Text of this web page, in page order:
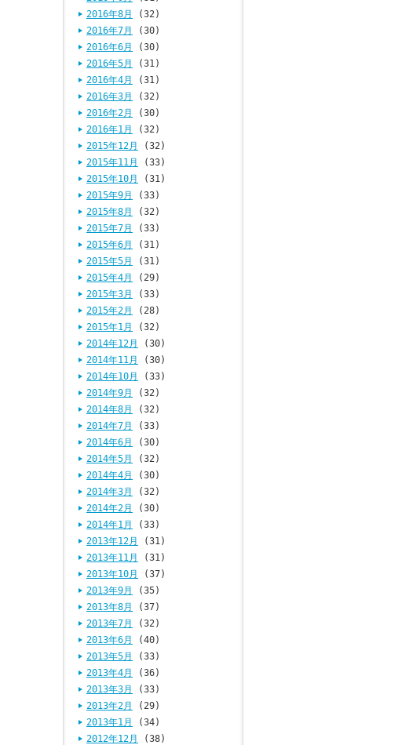
2016年8月
(32)
2016年7月
(30)
2016年6月
(30)
2016年5月
(31)
2016年4月
(31)
2016年3月
(32)
2016年2月
(30)
2016年1月
(32)
2015年12月
(32)
2015年11月
(33)
2015年10月
(31)
2015年9月
(33)
2015年8月
(32)
2015年7月
(33)
2015年6月
(31)
2015年5月
(31)
2015年4月
(29)
2015年3月
(33)
2015年2月
(28)
2015年1月
(32)
2014年12月
(30)
2014年11月
(30)
2014年10月
(33)
2014年9月
(32)
2014年8月
(32)
2014年7月
(33)
2014年6月
(30)
2014年5月
(32)
2014年4月
(30)
2014年3月
(32)
2014年2月
(30)
2014年1月
(33)
2013年12月
(31)
2013年11月
(31)
2013年10月
(37)
2013年9月
(35)
2013年8月
(37)
2013年7月
(32)
2013年6月
(40)
2013年5月
(33)
2013年4月
(36)
2013年3月
(33)
2013年2月
(29)
2013年1月
(34)
2012年12月
(38)